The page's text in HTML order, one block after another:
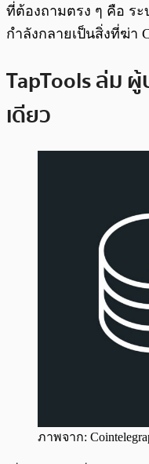
ที่ต้องถามตรง ๆ คือ ร
กำลังกลายเป็นสิ่งที่ฆ่า
TapTools ล่ม
เดียว
ภาพจาก: